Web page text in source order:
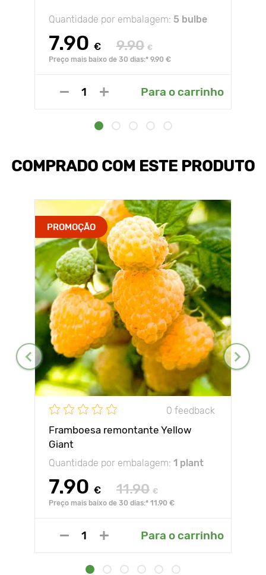
Quantidade por embalagem: 5 bulbe
7.90 € 9.90 €
Preço mais baixo de 30 dias:* 9.90 €
Para o carrinho
COMPRADO COM ESTE PRODUTO
PROMOÇÃO
0 feedback
Framboesa remontante Yellow
Giant
Quantidade por embalagem: 1 plant
7.90 € 11.90 €
Preço mais baixo de 30 dias:* 11.90 €
Para o carrinho